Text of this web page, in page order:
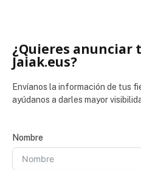
¿Quieres anunciar
Jaiak.eus?
Envíanos la información de tus
ayúdanos a darles mayor
Nombre